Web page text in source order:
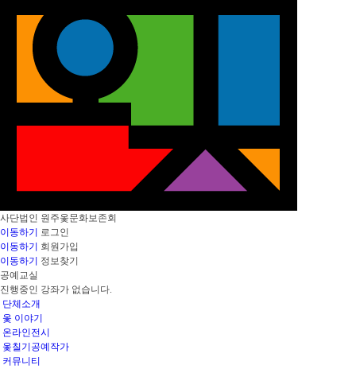
사단법인 원주옻문화보존회
이동하기
로그인
이동하기
회원가입
이동하기
정보찾기
공예교실
진행중인 강좌가 없습니다.
단체소개
옻 이야기
온라인전시
옻칠기공예작가
커뮤니티